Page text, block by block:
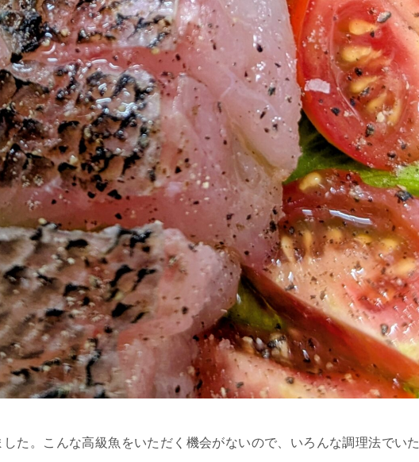
た。こんな高級魚をいただく機会がないので、いろんな調理法でいた